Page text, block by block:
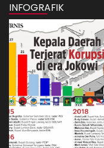
INFOGRAFIK